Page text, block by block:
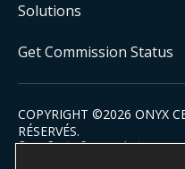
Solutions
Get Commission Status
COPYRIGHT ©2026 ONYX
RÉSERVÉS.
Onyx CenterSource n’est pas